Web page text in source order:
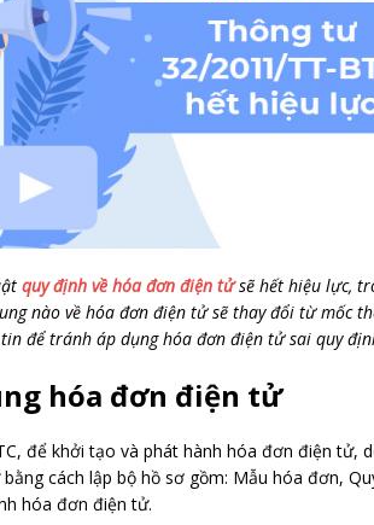
quy định về hóa đơn điện tửsẽ hết hiệu lực,
nào về hóa đơn điện tử sẽ thay đổi từ mốc
để tránh áp dụng hóa đơn điện tử sai quy
hóa đơn điện tử
để khởi tạo và phát hành hóa đơn điện tử,
cách lập bộ hồ sơ gồm: Mẫu hóa đơn,
hóa đơn điện tử.